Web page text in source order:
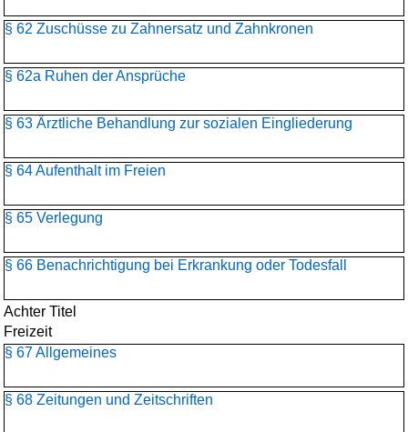
§ 62 Zuschüsse zu Zahnersatz und Zahnkronen
§ 62a Ruhen der Ansprüche
§ 63 Ärztliche Behandlung zur sozialen Eingliederung
§ 64 Aufenthalt im Freien
§ 65 Verlegung
§ 66 Benachrichtigung bei Erkrankung oder Todesfall
Achter Titel
Freizeit
§ 67 Allgemeines
§ 68 Zeitungen und Zeitschriften